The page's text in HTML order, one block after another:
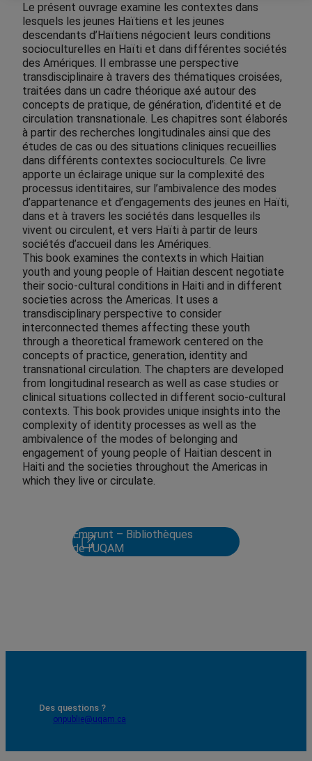
Le présent ouvrage examine les contextes dans
lesquels les jeunes Haïtiens et les jeunes
descendants d’Haïtiens négocient leurs conditions
socioculturelles en Haïti et dans différentes sociétés
des Amériques. Il embrasse une perspective
transdisciplinaire à travers des thématiques croisées,
traitées dans un cadre théorique axé autour des
concepts de pratique, de génération, d’identité et de
circulation transnationale. Les chapitres sont élaborés
à partir des recherches longitudinales ainsi que des
études de cas ou des situations cliniques recueillies
dans différents contextes socioculturels. Ce livre
apporte un éclairage unique sur la complexité des
processus identitaires, sur l’ambivalence des modes
d’appartenance et d’engagements des jeunes en Haïti,
dans et à travers les sociétés dans lesquelles ils
vivent ou circulent, et vers Haïti à partir de leurs
sociétés d’accueil dans les Amériques.
This book examines the contexts in which Haitian
youth and young people of Haitian descent negotiate
their socio-cultural conditions in Haiti and in different
societies across the Americas. It uses a
transdisciplinary perspective to consider
interconnected themes affecting these youth
through a theoretical framework centered on the
concepts of practice, generation, identity and
transnational circulation. The chapters are developed
from longitudinal research as well as case studies or
clinical situations collected in different socio-cultural
contexts. This book provides unique insights into the
complexity of identity processes as well as the
ambivalence of the modes of belonging and
engagement of young people of Haitian descent in
Haiti and the societies throughout the Americas in
which they live or circulate.
Emprunt – Bibliothèques
de l'UQAM
Des questions ?
onpublie@uqam.ca